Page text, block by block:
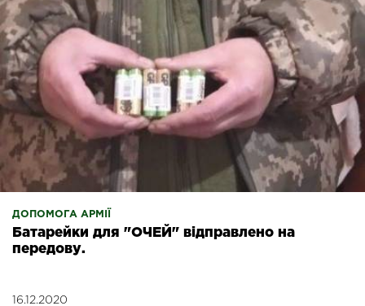
ДОПОМОГА АРМІЇ
Батарейки для "ОЧЕЙ" відправлено на
передову.
16.12.2020